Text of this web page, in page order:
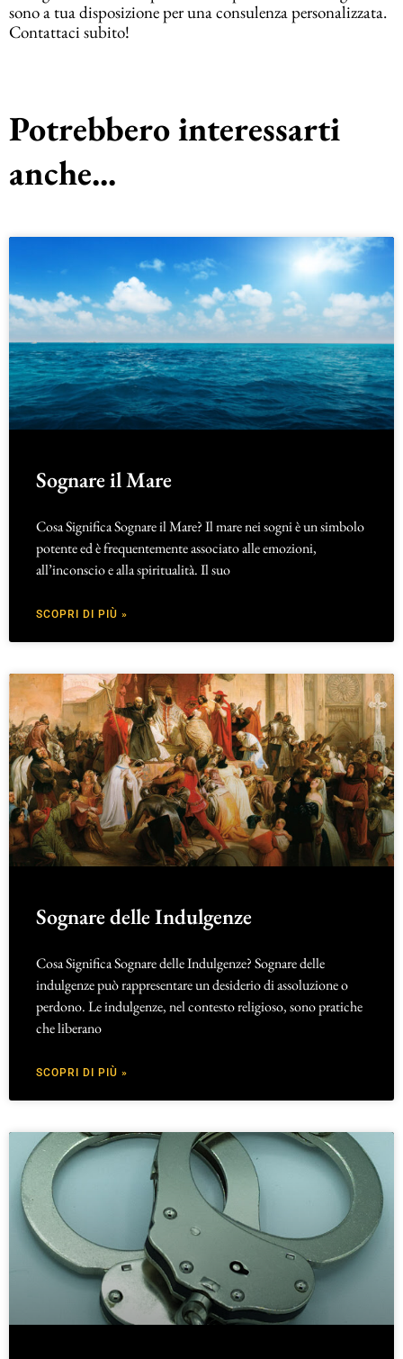
sono a tua disposizione per una consulenza personalizzata.
Contattaci subito!
Potrebbero interessarti
anche...
Sognare il Mare
Cosa Significa Sognare il Mare? Il mare nei sogni è un simbolo
potente ed è frequentemente associato alle emozioni,
all’inconscio e alla spiritualità. Il suo
SCOPRI DI PIÙ »
Sognare delle Indulgenze
Cosa Significa Sognare delle Indulgenze? Sognare delle
indulgenze può rappresentare un desiderio di assoluzione o
perdono. Le indulgenze, nel contesto religioso, sono pratiche
che liberano
SCOPRI DI PIÙ »